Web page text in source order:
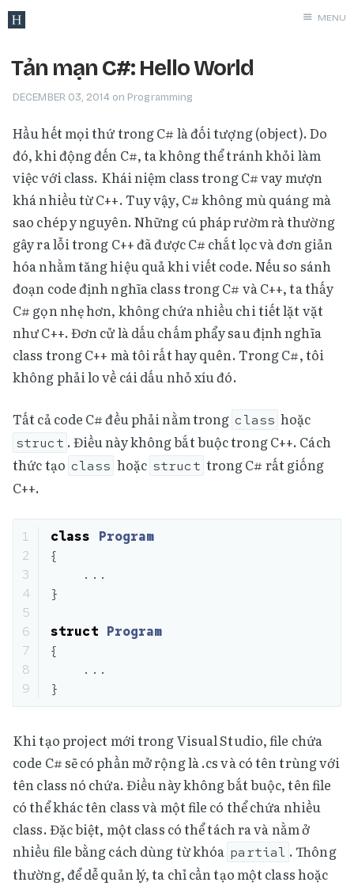
Security
Hacking
Windows
Linux
MacOS
Tools
Services
Rants
MENU
Tản mạn C#: Hello World
DECEMBER 03, 2014 on Programming
Hầu hết mọi thứ trong C# là đối tượng (object). Do
đó, khi động đến C#, ta không thể tránh khỏi làm
việc với class. Khái niệm class trong C# vay mượn
khá nhiều từ C++. Tuy vậy, C# không mù quáng mà
sao chép y nguyên. Những cú pháp rườm rà thường
gây ra lỗi trong C++ đã được C# chắt lọc và đơn giản
hóa nhằm tăng hiệu quả khi viết code. Nếu so sánh
đoạn code định nghĩa class trong C# và C++, ta thấy
C# gọn nhẹ hơn, không chứa nhiều chi tiết lặt vặt
như C++. Đơn cử là dấu chấm phẩy sau định nghĩa
class trong C++ mà tôi rất hay quên. Trong C#, tôi
không phải lo về cái dấu nhỏ xíu đó.
Tất cả code C# đều phải nằm trong class hoặc
struct . Điều này không bắt buộc trong C++. Cách
thức tạo class hoặc struct trong C# rất giống
C++.
1
2
3
4
5
6
7
8
class
Program
{
...
}
struct Program
{
...
}
Khi tạo project mới trong Visual Studio, file chứa
code C# sẽ có phần mở rộng là .cs và có tên trùng với
tên class nó chứa. Điều này không bắt buộc, tên file
có thể khác tên class và một file có thể chứa nhiều
class. Đặc biệt, một class có thể tách ra và nằm ở
nhiều file bằng cách dùng từ khóa partial . Thông
thường, để dễ quản lý, ta chỉ cần tạo một class hoặc